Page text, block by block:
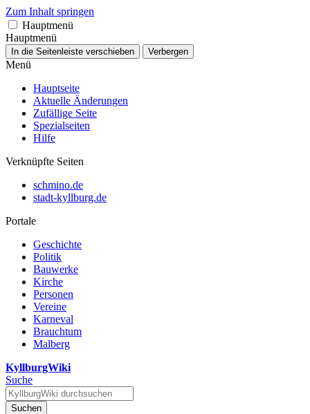
Zum Inhalt springen
Hauptmenü
Hauptmenü
In die Seitenleiste verschieben Verbergen
Menü
Hauptseite
Aktuelle Änderungen
Zufällige Seite
Spezialseiten
Hilfe
Verknüpfte Seiten
schmino.de
stadt-kyllburg.de
Portale
Geschichte
Politik
Bauwerke
Kirche
Personen
Vereine
Karneval
Brauchtum
Malberg
KyllburgWiki
Suche
Suchen